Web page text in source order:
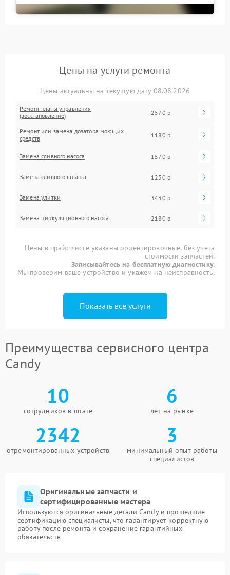
Цены на услуги ремонта
Цены актуальны на текущую дату 08.08.2026
Ремонт платы управления
(восстановление)
2570 р
Ремонт или замена дозатора моющих
средств
1180 р
Замена сливного насоса 1570 р
Замена сливного шланга 1230 р
Замена улитки 3430 р
Замена циркуляционного насоса 2180 р
Цены в прайс-листе указаны ориентировочные, без учета
стоимости запчастей.
Записывайтесь на бесплатную диагностику.
Мы проверим ваше устройство и укажем на неисправность.
Показать все услуги
Преимущества сервисного центра
Candy
10
сотрудников в штате
6
лет на рынке
2342
отремонтированных устройств
3
минимальный опыт работы
специалистов
Оригинальные запчасти и
сертифицированные мастера
Используются оригинальные детали Candy и прошедшие
сертификацию специалисты, что гарантирует корректную
работу после ремонта и сохранение гарантийных
обязательств